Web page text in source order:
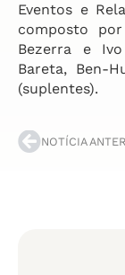
Eventos e
composto
Bezerra e
Bareta, Ben-
(suplentes).
NOTÍCIA